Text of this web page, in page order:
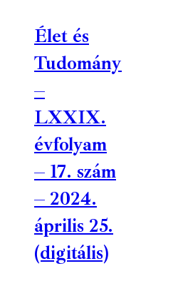
Élet és
Tudomány
–
LXXIX.
évfolyam
– 17. szám
– 2024.
április 25.
(digitális)